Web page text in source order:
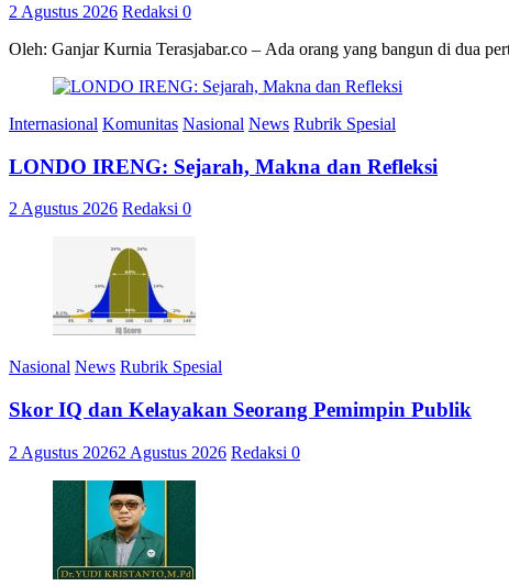
2 Agustus 2026 Redaksi 0
Oleh: Ganjar Kurnia Terasjabar.co – Ada orang yang bangun di dua
Internasional Komunitas Nasional News Rubrik Spesial
LONDO IRENG: Sejarah, Makna dan Refleksi
2 Agustus 2026 Redaksi 0
Nasional News Rubrik Spesial
Skor IQ dan Kelayakan Seorang Pemimpin Publik
2 Agustus 20262 Agustus 2026 Redaksi 0